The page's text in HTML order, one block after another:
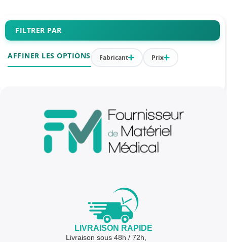
FILTRER PAR
AFFINER LES OPTIONS Fabricant Prix
LIVRAISON RAPIDE
Livraison sous 48h / 72h,